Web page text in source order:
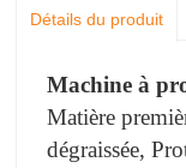
Détails du produit
Machine à
Matière
dégraissée,